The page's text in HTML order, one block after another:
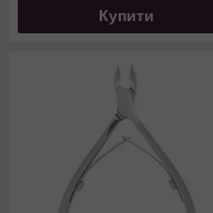
Купити